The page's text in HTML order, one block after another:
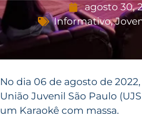
agosto 30,
Informativo,
No dia 06 de agosto de
União Juvenil São Paulo
um Karaokê com massa.